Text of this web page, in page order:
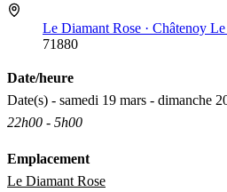
Le Diamant Rose · Châtenoy
71880
Date/heure
Date(s) - samedi 19 mars - dimanche
22h00 - 5h00
Emplacement
Le Diamant Rose